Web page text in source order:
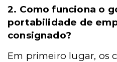
2. Como funciona o
portabilidade de
consignado?
Em primeiro lugar, os